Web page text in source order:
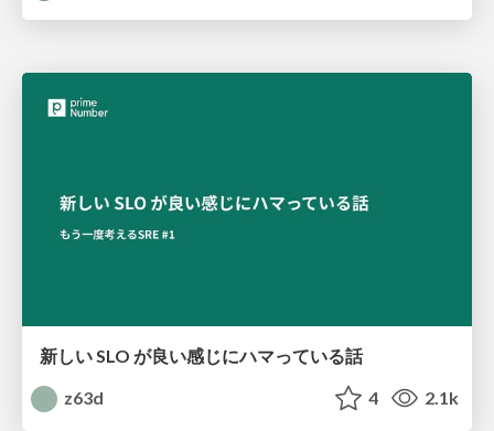
新しい SLO が良い感じにハマっている話
z63d
4 2.1k